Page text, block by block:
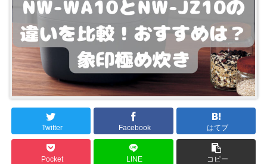
Twitter Facebook はてブ
Pocket LINE コピー